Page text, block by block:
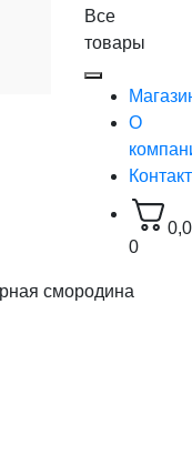
Все
товары
О
0
смородина